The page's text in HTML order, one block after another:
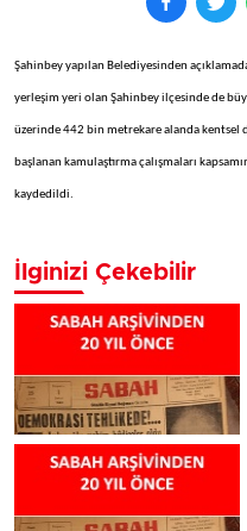
Şahinbey yapılan Belediyesinden
yerleşim yeri olan Şahinbey ilçesinde de
üzerinde 442 bin metrekare alanda kentsel
başlanan kamulaştırma çalışmaları
kaydedildi.
İlginizi Çekebilir